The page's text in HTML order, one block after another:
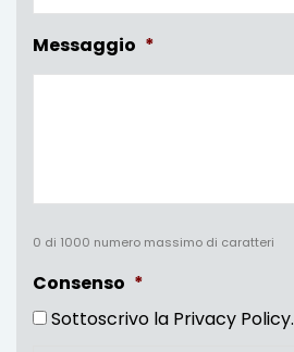
Messaggio *
0 di 1000 numero massimo di caratteri
Consenso *
Sottoscrivo la Privacy Policy.